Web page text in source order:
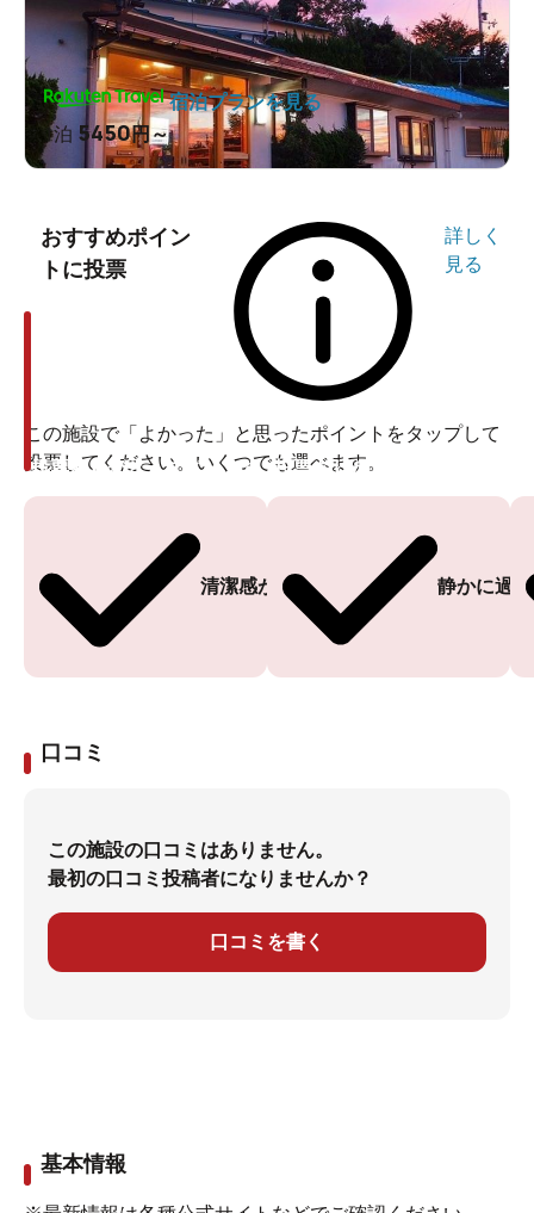
1泊 5450円～
宿泊プランを見る
おすすめポイン
トに投票
詳しく
見る
この施設で「よかった」と思ったポイントをタップして
投票してください。いくつでも選べます。
清潔感がある
投票ありがとうございます
静かに過
投票ありがとうございます
口コミ
この施設の口コミはありません。
最初の口コミ投稿者になりませんか？
口コミを書く
基本情報